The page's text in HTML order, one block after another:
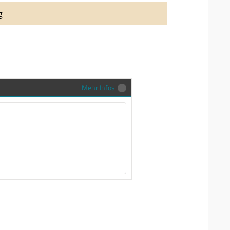
auch richtig in Szene zu setzen,
Trauringe-EFES Tragetasche inkl.
Sendung zu schützen und
Mehr Infos